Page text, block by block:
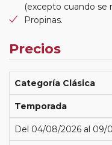
(excepto cuando se
Propinas.
Precios
Categoría Clásica
Temporada
Del 04/08/2026 al 09/